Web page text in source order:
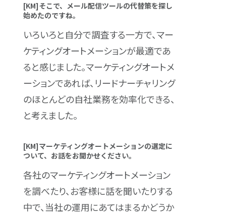
[KM]そこで、メール配信ツールの代替策を探し
始めたのですね。
いろいろと自分で調査する一方で、マー
ケティングオートメーションが最適であ
ると感じました。マーケティングオートメ
ーションであれば、リードナーチャリング
のほとんどの自社業務を効率化できる、
と考えました。
[KM]マーケティングオートメーションの選定に
ついて、お話をお聞かせください。
各社のマーケティングオートメーション
を調べたり、お客様に話を聞いたりする
中で、当社の運用にあてはまるかどうか